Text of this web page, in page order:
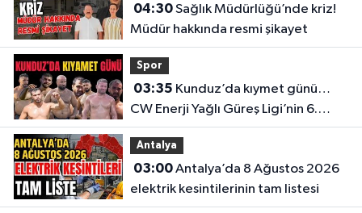
04:30Sağlık Müdürlüğü’nde kriz!
Müdür hakkında resmi şikayet
Spor
03:35
CW Enerji Yağlı Güreş Ligi’nin 6.
Etabı öncesi nefesler tutuldu
Antalya
03:00Antalya’da 8 Ağustos 2026
elektrik kesintilerinin tam listesi